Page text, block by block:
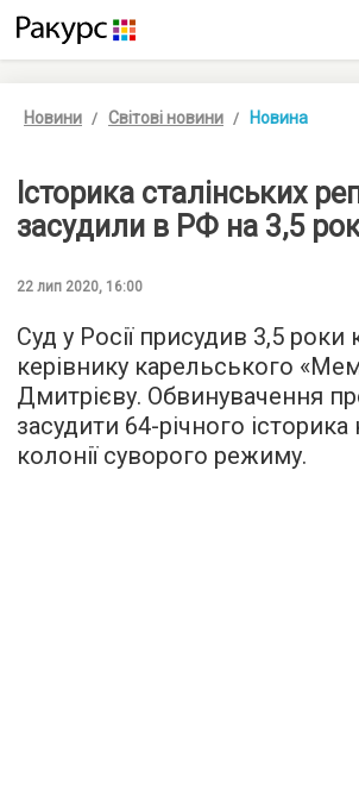
Новини Світові новини Новина
Історика сталінських
засудили в РФ на 3,5
22 лип 2020, 16:00
Суд у Росії присудив 3,5 роки
керівнику карельського
Дмитрієву. Обвинувачення
засудити 64-річного історика
колонії суворого режиму.